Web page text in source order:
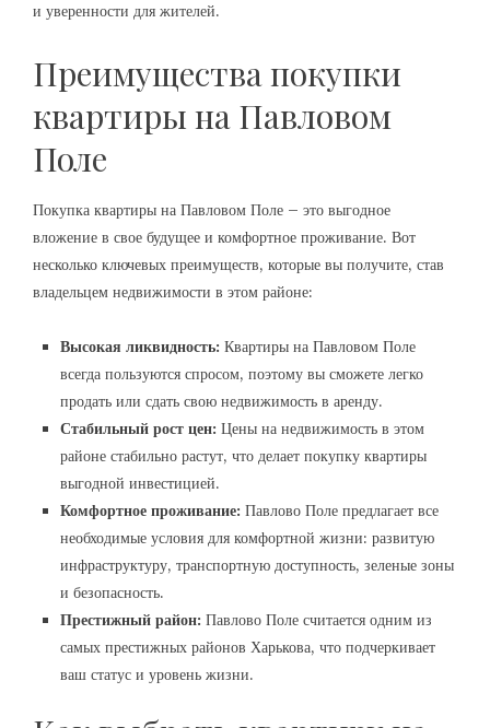
и уверенности для жителей.
Преимущества покупки
квартиры на Павловом
Поле
Покупка квартиры на Павловом Поле – это выгодное
вложение в свое будущее и комфортное проживание. Вот
несколько ключевых преимуществ, которые вы получите, став
владельцем недвижимости в этом районе:
Высокая ликвидность: Квартиры на Павловом Поле
всегда пользуются спросом, поэтому вы сможете легко
продать или сдать свою недвижимость в аренду.
Стабильный рост цен: Цены на недвижимость в этом
районе стабильно растут, что делает покупку квартиры
выгодной инвестицией.
Комфортное проживание: Павлово Поле предлагает все
необходимые условия для комфортной жизни: развитую
инфраструктуру, транспортную доступность, зеленые зоны
и безопасность.
Престижный район: Павлово Поле считается одним из
самых престижных районов Харькова, что подчеркивает
ваш статус и уровень жизни.